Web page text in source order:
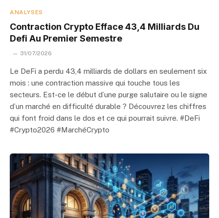
ANALYSES
Contraction Crypto Efface 43,4 Milliards Du
Defi Au Premier Semestre
31/07/2026
Le DeFi a perdu 43,4 milliards de dollars en seulement six
mois : une contraction massive qui touche tous les
secteurs. Est-ce le début d’une purge salutaire ou le signe
d’un marché en difficulté durable ? Découvrez les chiffres
qui font froid dans le dos et ce qui pourrait suivre. #DeFi
#Crypto2026 #MarchéCrypto